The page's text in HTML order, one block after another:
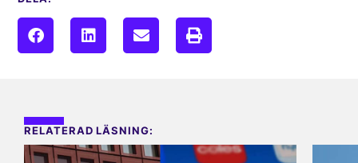
RELATERAD LÄSNING: